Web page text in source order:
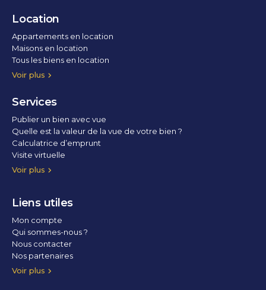
Location
Voir plus
Appartements en location
Maisons en location
Tous les biens en location
Services
Voir plus
Publier un bien avec vue
Quelle est la valeur de la vue de votre bien ?
Calculatrice d’emprunt
Visite virtuelle
Home staging
Liens utiles
Voir plus
Mon compte
Qui sommes-nous ?
Nous contacter
Nos partenaires
Conditions Générales d’Utilisation
Politique de confidentialité
Politique des cookies